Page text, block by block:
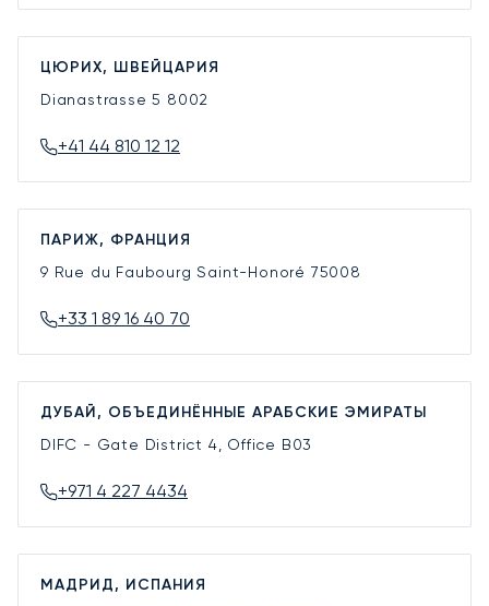
ЦЮРИХ, ШВЕЙЦАРИЯ
Dianastrasse 5 8002
+41 44 810 12 12
ПАРИЖ, ФРАНЦИЯ
9 Rue du Faubourg Saint-Honoré 75008
+33 1 89 16 40 70
ДУБАЙ, ОБЪЕДИНЁННЫЕ АРАБСКИЕ ЭМИРАТЫ
DIFC - Gate District 4, Office B03
+971 4 227 4434
МАДРИД, ИСПАНИЯ